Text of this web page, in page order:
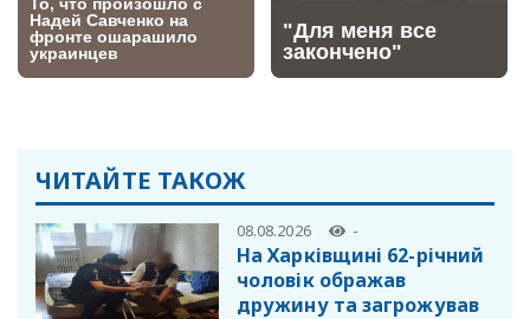
ЧИТАЙТЕ ТАКОЖ
08.08.2026 -
На Харківщині 62-річний
чоловік ображав
дружину та загрожував